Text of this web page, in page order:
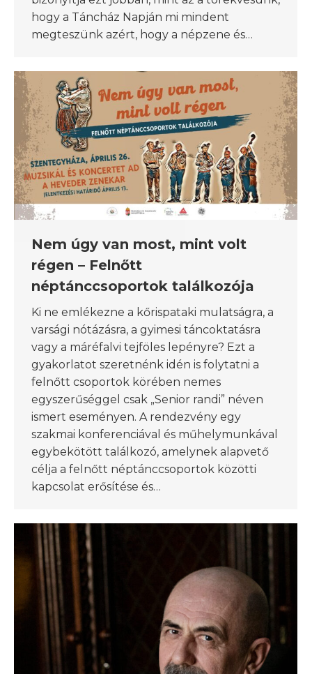
hogy a Táncház Napján mi mindent
megteszünk azért, hogy a népzene és…
Nem úgy van most, mint volt
régen – Felnőtt
néptánccsoportok találkozója
Ki ne emlékezne a kőrispataki mulatságra, a
varsági nótázásra, a gyimesi táncoktatásra
vagy a máréfalvi tejföles lepényre? Ezt a
gyakorlatot szeretnénk idén is folytatni a
felnőtt csoportok körében nemes
egyszerűséggel csak „Senior randi” néven
ismert eseményen. A rendezvény egy
szakmai konferenciával és műhelymunkával
egybekötött találkozó, amelynek alapvető
célja a felnőtt néptánccsoportok közötti
kapcsolat erősítése és…